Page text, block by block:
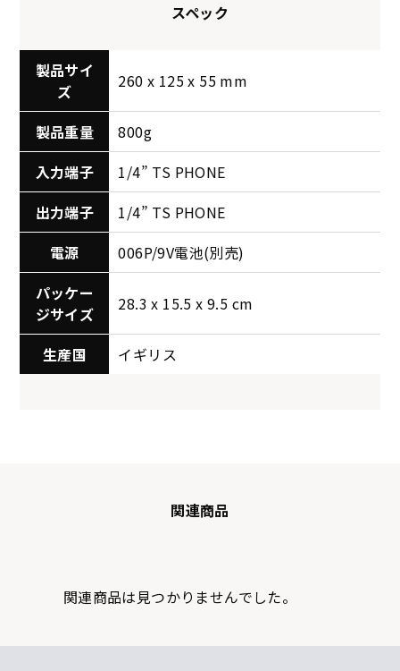
スペック
製品サイ
ズ
260 x 125 x 55 mm
製品重量
800g
入力端子
1/4” TS PHONE
出力端子
1/4” TS PHONE
電源
006P/9V電池(別売)
パッケー
ジサイズ
28.3 x 15.5 x 9.5 cm
生産国 イギリス
関連商品
関連商品は見つかりませんでした。